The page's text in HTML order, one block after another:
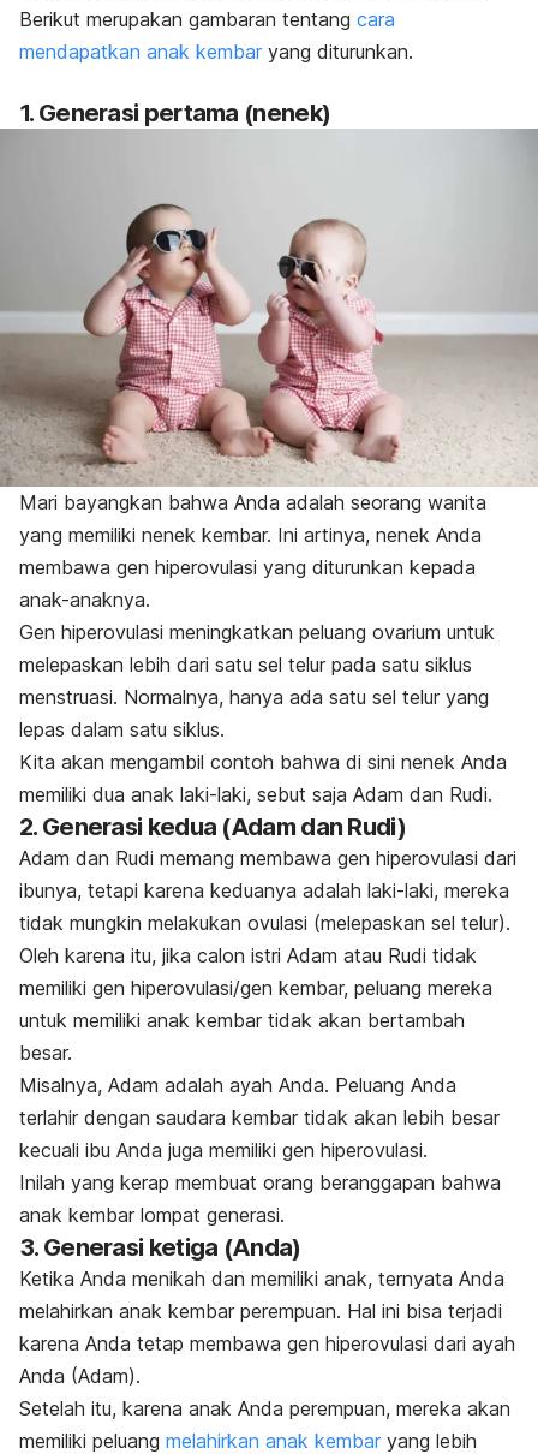
Berikut merupakan gambaran tentang cara
mendapatkan anak kembar yang diturunkan.
1. Generasi pertama (nenek)
Mari bayangkan bahwa Anda adalah seorang wanita
yang memiliki nenek kembar. Ini artinya, nenek Anda
membawa gen hiperovulasi yang diturunkan kepada
anak-anaknya.
Gen hiperovulasi meningkatkan peluang ovarium untuk
melepaskan lebih dari satu sel telur pada satu siklus
menstruasi. Normalnya, hanya ada satu sel telur yang
lepas dalam satu siklus.
Kita akan mengambil contoh bahwa di sini nenek Anda
memiliki dua anak laki-laki, sebut saja Adam dan Rudi.
2. Generasi kedua (Adam dan Rudi)
Adam dan Rudi memang membawa gen hiperovulasi dari
ibunya, tetapi karena keduanya adalah laki-laki, mereka
tidak mungkin melakukan ovulasi (melepaskan sel telur).
Oleh karena itu, jika calon istri Adam atau Rudi tidak
memiliki gen hiperovulasi/gen kembar, peluang mereka
untuk memiliki anak kembar tidak akan bertambah
besar.
Misalnya, Adam adalah ayah Anda. Peluang Anda
terlahir dengan saudara kembar tidak akan lebih besar
kecuali ibu Anda juga memiliki gen hiperovulasi.
Inilah yang kerap membuat orang beranggapan bahwa
anak kembar lompat generasi.
3. Generasi ketiga (Anda)
Ketika Anda menikah dan memiliki anak, ternyata Anda
melahirkan anak kembar perempuan. Hal ini bisa terjadi
karena Anda tetap membawa gen hiperovulasi dari ayah
Anda (Adam).
Setelah itu, karena anak Anda perempuan, mereka akan
memiliki peluang melahirkan anak kembar yang lebih